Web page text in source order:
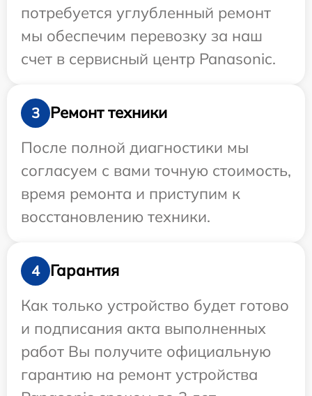
потребуется углубленный ремонт
мы обеспечим перевозку за наш
счет в сервисный центр Panasonic.
3
Ремонт техники
После полной диагностики мы
согласуем с вами точную стоимость,
время ремонта и приступим к
восстановлению техники.
4
Гарантия
Как только устройство будет готово
и подписания акта выполненных
работ Вы получите официальную
гарантию на ремонт устройства